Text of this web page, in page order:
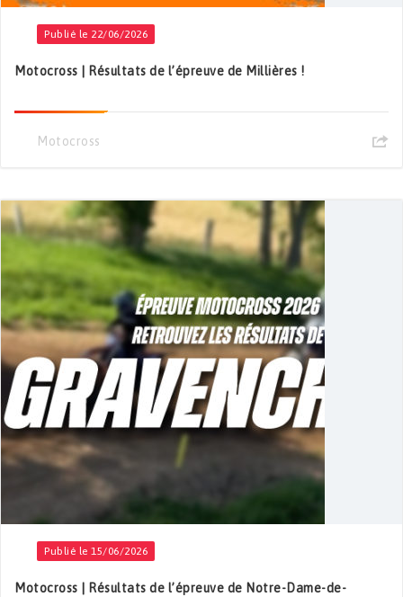
Publié le 22/06/2026
Motocross | Résultats de l’épreuve de Millières !
Motocross
Publié le 15/06/2026
Motocross | Résultats de l’épreuve de Notre-Dame-de-